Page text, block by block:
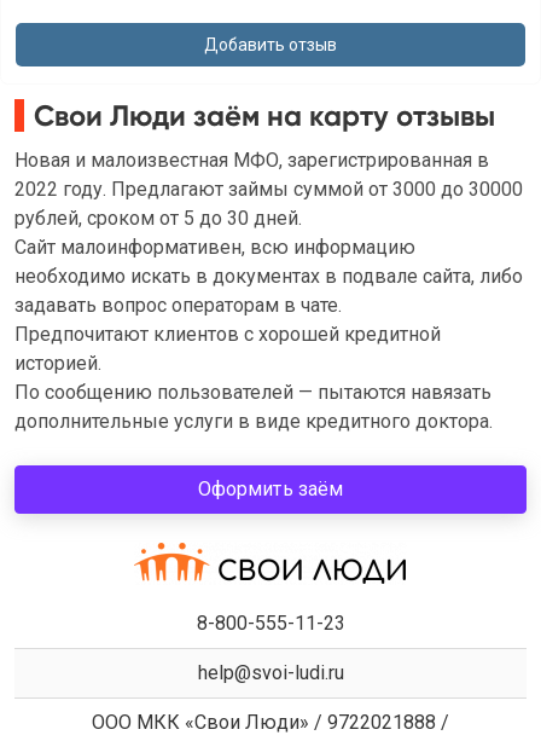
Свои Люди заём на карту отзывы
Новая и малоизвестная МФО, зарегистрированная в
2022 году. Предлагают займы суммой от 3000 до 30000
рублей, сроком от 5 до 30 дней.
Сайт малоинформативен, всю информацию
необходимо искать в документах в подвале сайта, либо
задавать вопрос операторам в чате.
Предпочитают клиентов с хорошей кредитной
историей.
По сообщению пользователей — пытаются навязать
дополнительные услуги в виде кредитного доктора.
Оформить заём
8-800-555-11-23
help@svoi-ludi.ru
ООО МКК «Свои Люди» / 9722021888 /